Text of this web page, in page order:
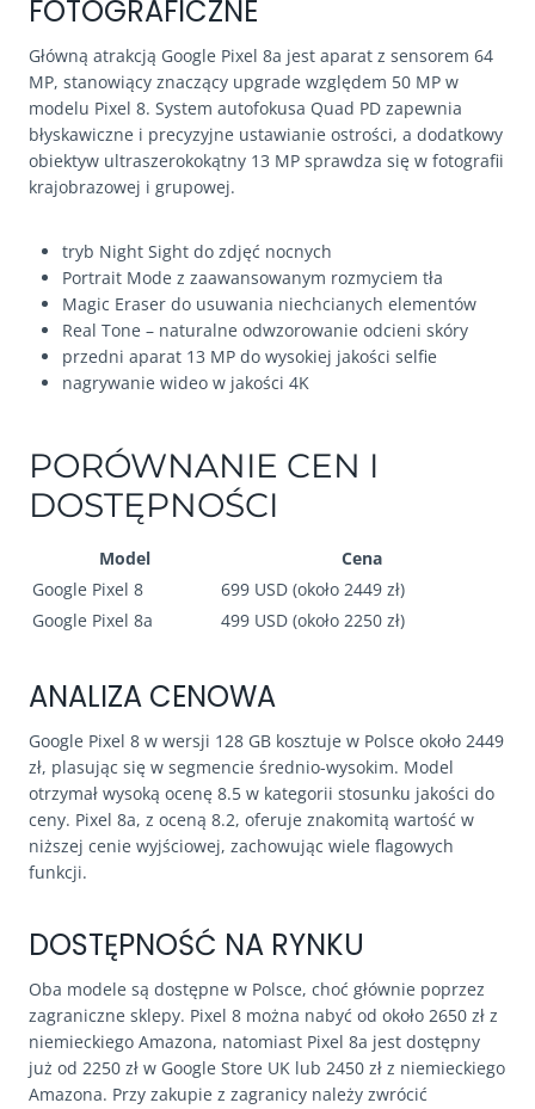
FOTOGRAFICZNE
Główną atrakcją Google Pixel 8a jest aparat z sensorem 64
MP, stanowiący znaczący upgrade względem 50 MP w
modelu Pixel 8. System autofokusa Quad PD zapewnia
błyskawiczne i precyzyjne ustawianie ostrości, a dodatkowy
obiektyw ultraszerokokątny 13 MP sprawdza się w fotografii
krajobrazowej i grupowej.
tryb Night Sight do zdjęć nocnych
Portrait Mode z zaawansowanym rozmyciem tła
Magic Eraser do usuwania niechcianych elementów
Real Tone – naturalne odwzorowanie odcieni skóry
przedni aparat 13 MP do wysokiej jakości selfie
nagrywanie wideo w jakości 4K
PORÓWNANIE CEN I
DOSTĘPNOŚCI
Model
Cena
Google Pixel 8
699 USD (około 2449 zł)
Google Pixel 8a
499 USD (około 2250 zł)
ANALIZA CENOWA
Google Pixel 8 w wersji 128 GB kosztuje w Polsce około 2449
zł, plasując się w segmencie średnio-wysokim. Model
otrzymał wysoką ocenę 8.5 w kategorii stosunku jakości do
ceny. Pixel 8a, z oceną 8.2, oferuje znakomitą wartość w
niższej cenie wyjściowej, zachowując wiele flagowych
funkcji.
DOSTĘPNOŚĆ NA RYNKU
Oba modele są dostępne w Polsce, choć głównie poprzez
zagraniczne sklepy. Pixel 8 można nabyć od około 2650 zł z
niemieckiego Amazona, natomiast Pixel 8a jest dostępny
już od 2250 zł w Google Store UK lub 2450 zł z niemieckiego
Amazona. Przy zakupie z zagranicy należy zwrócić